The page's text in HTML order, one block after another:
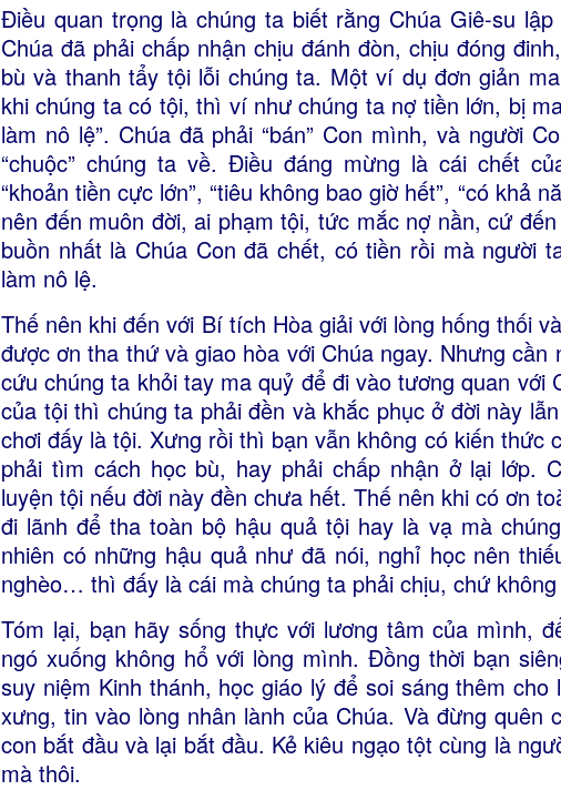
Điều quan trọng là chúng ta biết rằng Chúa Giê-su
Chúa đã phải chấp nhận chịu đánh đòn, chịu đóng
bù và thanh tẩy tội lỗi chúng ta. Một ví dụ đơn giản
khi chúng ta có tội, thì ví như chúng ta nợ tiền lớn, bị
làm nô lệ”. Chúa đã phải “bán” Con mình, và người
“chuộc” chúng ta về. Điều đáng mừng là cái chết
“khoản tiền cực lớn”, “tiêu không bao giờ hết”, “có khả
nên đến muôn đời, ai phạm tội, tức mắc nợ nần, cứ
buồn nhất là Chúa Con đã chết, có tiền rồi mà người
làm nô lệ.
Thế nên khi đến với Bí tích Hòa giải với lòng hống thối
được ơn tha thứ và giao hòa với Chúa ngay. Nhưng
cứu chúng ta khỏi tay ma quỷ để đi vào tương quan với
của tội thì chúng ta phải đền và khắc phục ở đời này
chơi đấy là tội. Xưng rồi thì bạn vẫn không có kiến thức
phải tìm cách học bù, hay phải chấp nhận ở lại lớp.
luyện tội nếu đời này đền chưa hết. Thế nên khi có ơn
đi lãnh để tha toàn bộ hậu quả tội hay là vạ mà
nhiên có những hậu quả như đã nói, nghỉ học nên
nghèo… thì đấy là cái mà chúng ta phải chịu, chứ
Tóm lại, bạn hãy sống thực với lương tâm của mình,
ngó xuống không hổ với lòng mình. Đồng thời bạn
suy niệm Kinh thánh, học giáo lý để soi sáng thêm
xưng, tin vào lòng nhân lành của Chúa. Và đừng quên
con bắt đầu và lại bắt đầu. Kẻ kiêu ngạo tột cùng là
mà thôi.